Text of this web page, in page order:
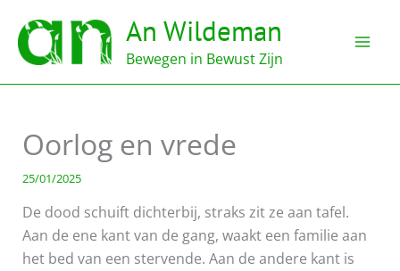
naar
inhoud
An Wildeman
Bewegen in Bewust Zijn
Oorlog en vrede
25/01/2025
De dood schuift dichterbij, straks zit ze aan tafel.
Aan de ene kant van de gang, waakt een familie aan
het bed van een stervende. Aan de andere kant is